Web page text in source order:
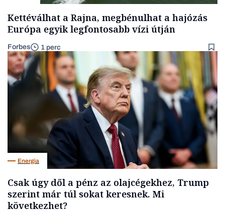
Kettéválhat a Rajna, megbénulhat a hajózás
Európa egyik legfontosabb vízi útján
Forbes 1 perc
Energia
Csak úgy dől a pénz az olajcégekhez, Trump
szerint már túl sokat keresnek. Mi
következhet?